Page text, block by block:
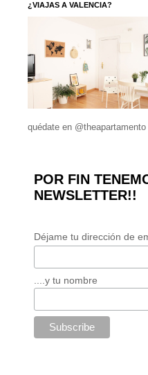
¿VIAJAS A VALENCIA?
quédate en @theapartamento
POR FIN
NEWSLETTER!!
Déjame tu dirección de
....y tu nombre